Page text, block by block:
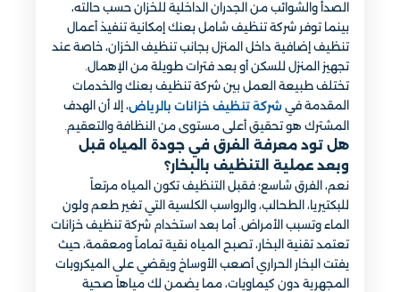
الصدأ والشوائب من الجدران الداخلية للخزان حسب حالته،
بينما توفر شركة تنظيف شامل بعنك إمكانية تنفيذ أعمال
تنظيف إضافية داخل المنزل بجانب تنظيف الخزان، خاصة عند
تجهيز المنزل للسكن أو بعد فترات طويلة من الإهمال.
تختلف طبيعة العمل بين شركة تنظيف بعنك والخدمات
المقدمة في شركة تنظيف خزانات بالرياض، إلا أن الهدف
المشترك هو تحقيق أعلى مستوى من النظافة والتعقيم.
هل تود معرفة الفرق في جودة المياه قبل
وبعد عملية التنظيف بالبخار؟
نعم، الفرق شاسع؛ فقبل التنظيف تكون المياه مرتعاً
للبكتيريا، الطحالب، والرواسب الكلسية التي تغير طعم ولون
الماء وتسبب الأمراض. أما بعد استخدام شركة تنظيف خزانات
تعتمد تقنية البخار، تصبح المياه نقية تماماً ومعقمة، حيث
يفتت البخار الحراري أصعب الأوساخ ويقضي على الميكروبات
المجهرية دون كيماويات، مما يضمن لك مياهاً صحية